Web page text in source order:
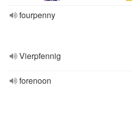
fourpenny
Vierpfennig
forenoon